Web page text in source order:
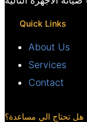
Quick Links
About Us
Services
Contact
هل تحتاج الي مساعدة؟